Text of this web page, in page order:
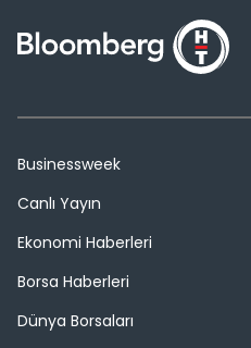
Businessweek
Canlı Yayın
Ekonomi Haberleri
Borsa Haberleri
Dünya Borsaları